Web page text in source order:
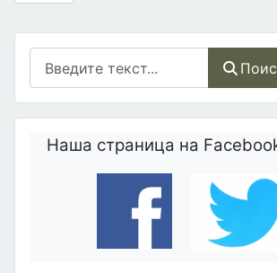
Наша страница на